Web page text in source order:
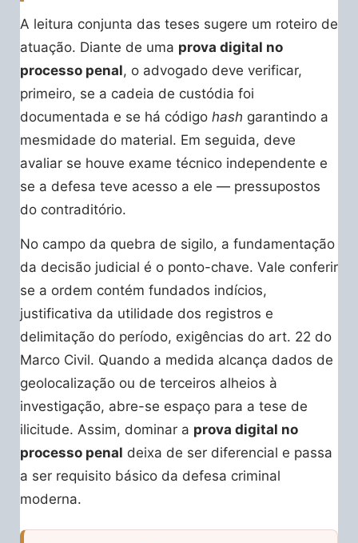
A leitura conjunta das teses sugere um roteiro de
atuação. Diante de uma prova digital no
processo penal, o advogado deve verificar,
primeiro, se a cadeia de custódia foi
documentada e se há código hash garantindo a
mesmidade do material. Em seguida, deve
avaliar se houve exame técnico independente e
se a defesa teve acesso a ele — pressupostos
do contraditório.
No campo da quebra de sigilo, a fundamentação
da decisão judicial é o ponto-chave. Vale conferir
se a ordem contém fundados indícios,
justificativa da utilidade dos registros e
delimitação do período, exigências do art. 22 do
Marco Civil. Quando a medida alcança dados de
geolocalização ou de terceiros alheios à
investigação, abre-se espaço para a tese de
ilicitude. Assim, dominar a prova digital no
processo penal deixa de ser diferencial e passa
a ser requisito básico da defesa criminal
moderna.